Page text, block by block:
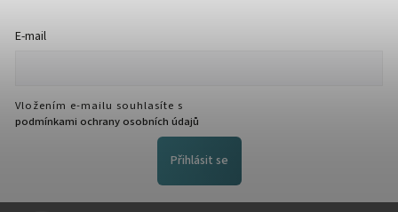
E-mail
Vložením e-mailu souhlasíte s
podmínkami ochrany osobních údajů
Přihlásit se